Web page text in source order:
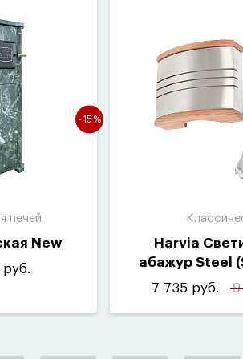
-15%
печей
New
руб.
Harvia
абажур Steel
(
7 735 руб.
9